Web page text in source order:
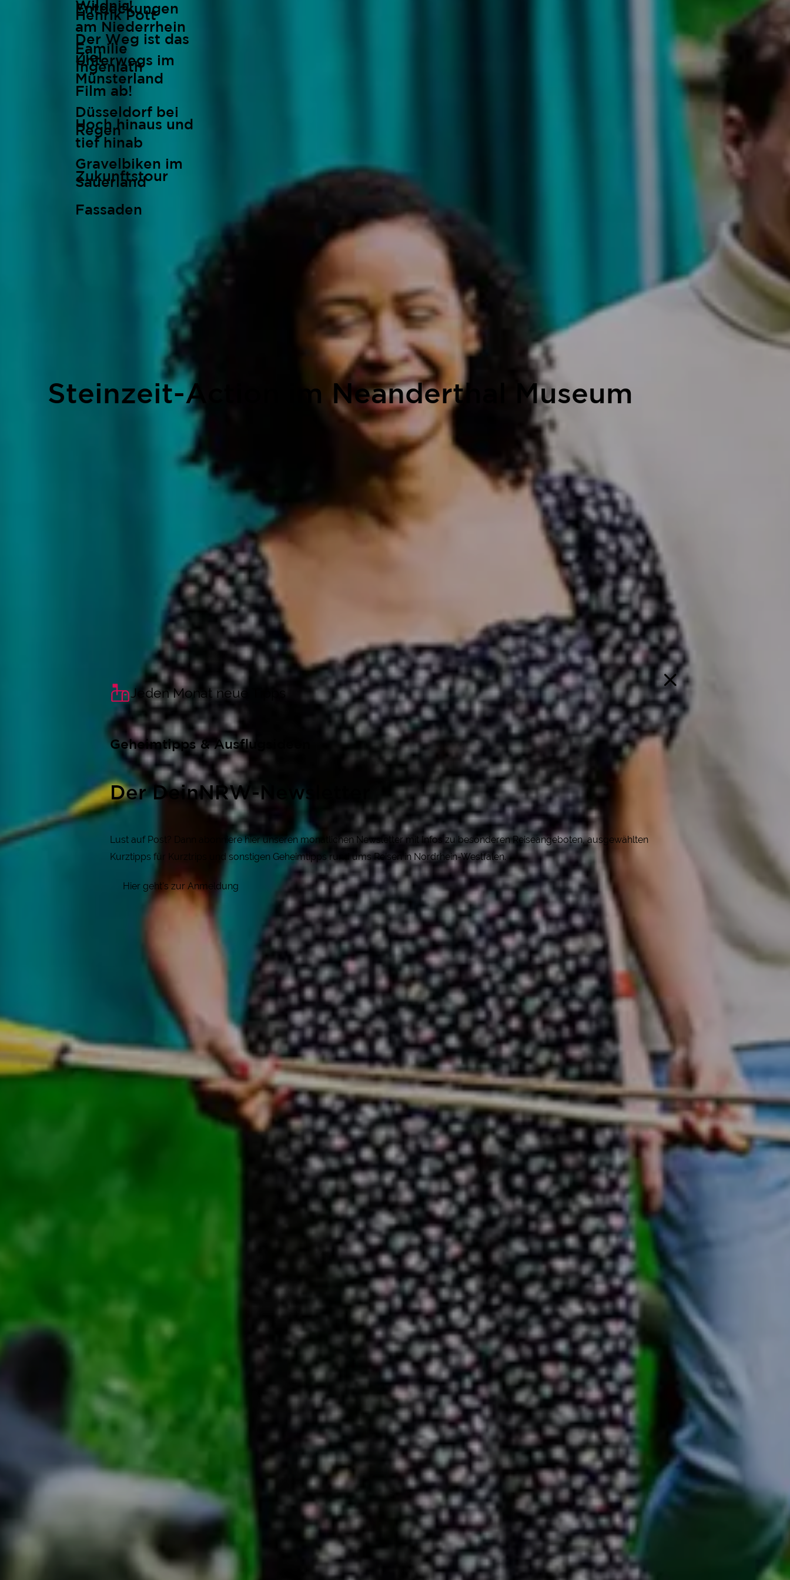
Wildnis!
Der Weg ist das
Ziel
Film ab!
Hoch hinaus und
tief hinab
Zukunftstour
Fassaden
Henrik Pott
Familie
Ingenlath
Entdeckungen
am Niederrhein
Unterwegs im
Münsterland
Düsseldorf bei
Regen
Gravelbiken im
Sauerland
Steinzeit-Action im Neanderthal Museum
Jeden Monat neue Tipps
Geheimtipps & Ausflugsideen
Der DeinNRW-Newsletter
Lust auf Post? Dann abonniere hier unseren monatlichen Newsletter mit Infos zu besonderen Reiseangeboten, ausgewählten
Kurztipps für Kurztrips und sonstigen Geheimtipps rund ums Reisen in Nordrhein-Westfalen.
Hier geht's zur Anmeldung